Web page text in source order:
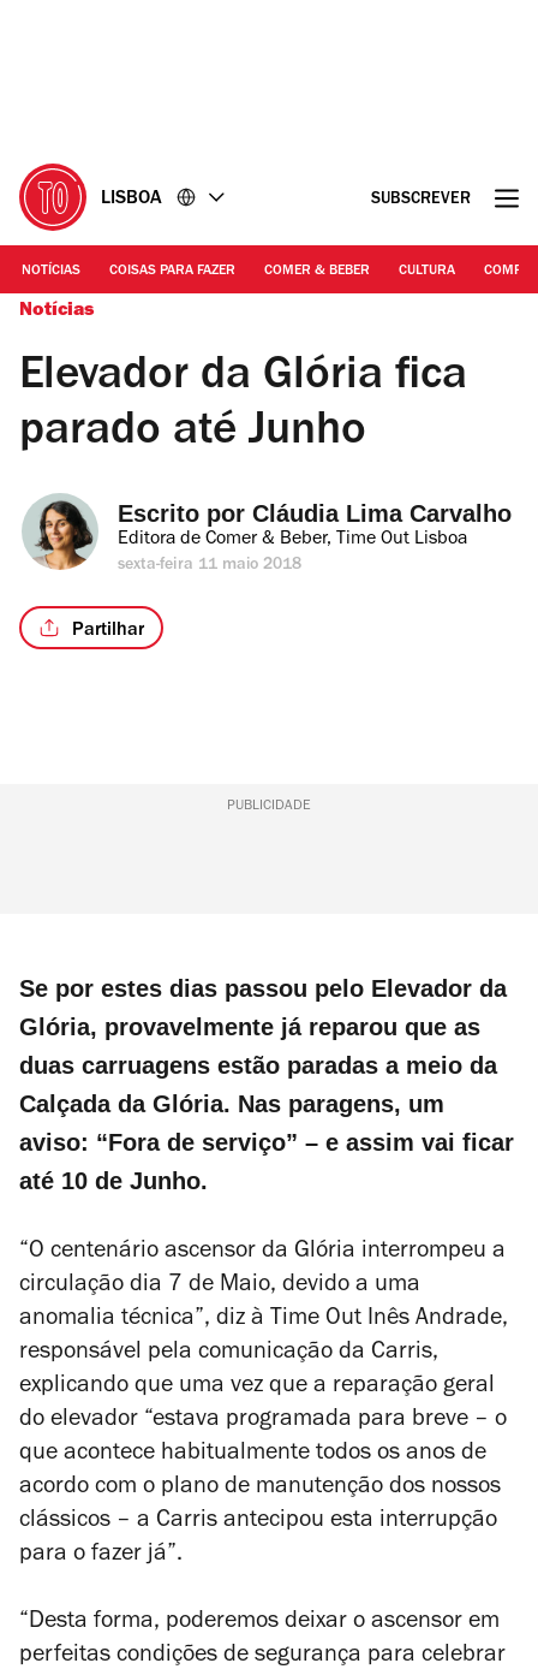
LISBOA SUBSCREVER
NOTÍCIAS COISAS PARA FAZER COMER & BEBER CULTURA
Notícias
Elevador da Glória fica
parado até Junho
Escrito por Cláudia Lima Carvalho
Editora de Comer & Beber, Time Out Lisboa
sexta-feira 11 maio 2018
Partilhar
PUBLICIDADE
Se por estes dias passou pelo Elevador da
Glória, provavelmente já reparou que as
duas carruagens estão paradas a meio da
Calçada da Glória. Nas paragens, um
aviso: “Fora de serviço” – e assim vai ficar
até 10 de Junho.
“O centenário ascensor da Glória interrompeu a
circulação dia 7 de Maio, devido a uma
anomalia técnica”, diz à Time Out Inês Andrade,
responsável pela comunicação da Carris,
explicando que uma vez que a reparação geral
do elevador “estava programada para breve – o
que acontece habitualmente todos os anos de
acordo com o plano de manutenção dos nossos
clássicos – a Carris antecipou esta interrupção
para o fazer já”.
“Desta forma, poderemos deixar o ascensor em
perfeitas condições de segurança para celebrar